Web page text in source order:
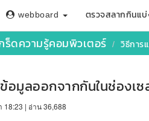
webboard ตรวจสลากกินแ
ร็ดความรู้คอมพิวเตอร์ วิธีการ
อมูลออกจากกันในช่องเ
18:23 | อ่าน 36,688